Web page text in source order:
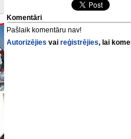
Komentāri
Pašlaik komentāru nav!
Autorizējies vaireģistrējies, lai